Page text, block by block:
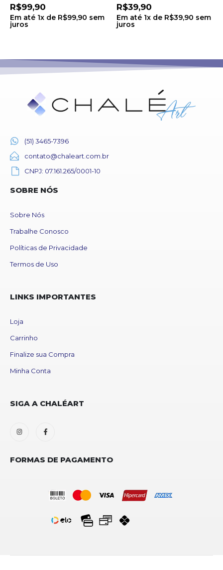
R$99,90
Em até 1x de R$99,90 sem
juros
R$39,90
Em até 1x de R$39,90 sem
juros
(51) 3465-7396
contato@chaleart.com.br
CNPJ: 07.161.265/0001-10
SOBRE NÓS
Sobre Nós
Trabalhe Conosco
Políticas de Privacidade
Termos de Uso
LINKS IMPORTANTES
Loja
Carrinho
Finalize sua Compra
Minha Conta
SIGA A CHALÉART
FORMAS DE PAGAMENTO